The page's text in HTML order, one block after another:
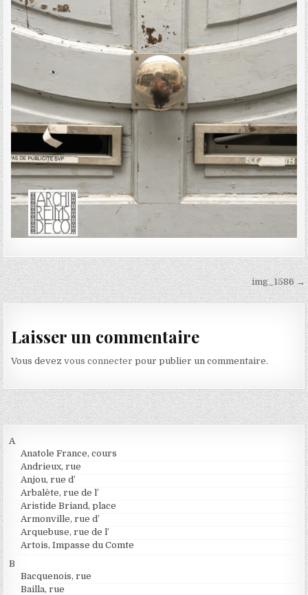
Navigation de l’article img_1586 →
Laisser un commentaire
Vous devezvous connecter pour publier un commentaire.
A
Anatole France, cours
Andrieux, rue
Anjou, rue d’
Arbalète, rue de l’
Aristide Briand, place
Armonville, rue d’
Arquebuse, rue de l’
Artois, Impasse du Comte
B
Bacquenois, rue
Bailla, rue